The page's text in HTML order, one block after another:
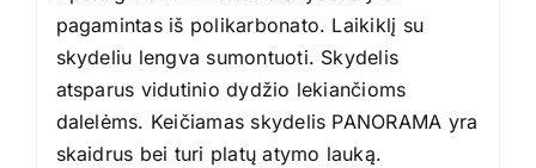
pagamintas iš polikarbonato. Laikiklį su
skydeliu lengva sumontuoti. Skydelis
atsparus vidutinio dydžio lekiančioms
dalelėms. Keičiamas skydelis PANORAMA yra
skaidrus bei turi platų atymo lauką.